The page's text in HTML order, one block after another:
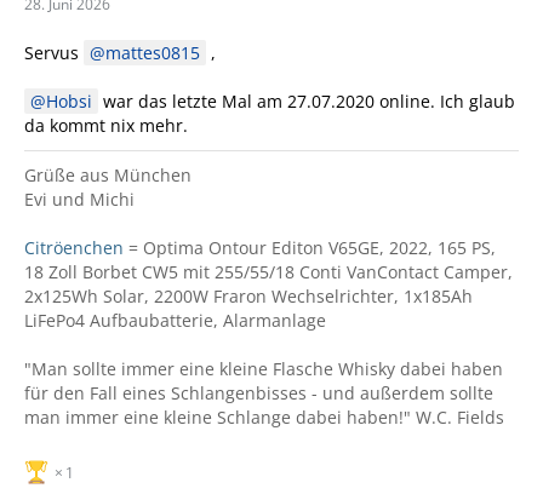
28. Juni 2026
Servus mattes0815 ,
Hobsi war das letzte Mal am 27.07.2020 online. Ich glaub
da kommt nix mehr.
Grüße aus München
Evi und Michi
Citröenchen = Optima Ontour Editon V65GE, 2022, 165 PS,
18 Zoll Borbet CW5 mit 255/55/18 Conti VanContact Camper,
2x125Wh Solar, 2200W Fraron Wechselrichter, 1x185Ah
LiFePo4 Aufbaubatterie, Alarmanlage
"Man sollte immer eine kleine Flasche Whisky dabei haben
für den Fall eines Schlangenbisses - und außerdem sollte
man immer eine kleine Schlange dabei haben!" W.C. Fields
1